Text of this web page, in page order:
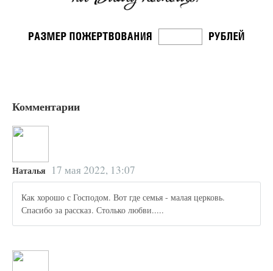
Комментарии
Наталья 17 мая 2022, 13:07
Как хорошо с Господом. Вот где семья - малая церковь.
Спасибо за рассказ. Столько любви.....